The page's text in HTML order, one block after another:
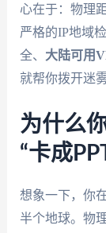
心在于：物理
严格的IP地域
全、 大陆可用
就帮你拨开迷
为什么
“卡成
想象一下，你
半个地球。物